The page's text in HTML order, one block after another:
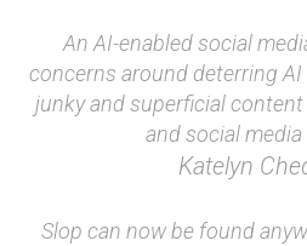
An AI-enabled social
concerns around deterring
junky and superficial
and social media
Katelyn
Slop can now be found